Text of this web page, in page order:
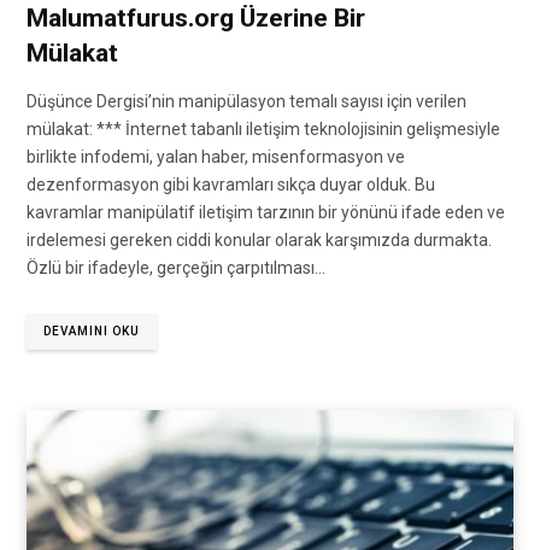
Malumatfurus.org Üzerine Bir
Mülakat
Düşünce Dergisi’nin manipülasyon temalı sayısı için verilen
mülakat: *** İnternet tabanlı iletişim teknolojisinin gelişmesiyle
birlikte infodemi, yalan haber, misenformasyon ve
dezenformasyon gibi kavramları sıkça duyar olduk. Bu
kavramlar manipülatif iletişim tarzının bir yönünü ifade eden ve
irdelemesi gereken ciddi konular olarak karşımızda durmakta.
Özlü bir ifadeyle, gerçeğin çarpıtılması…
DEVAMINI OKU